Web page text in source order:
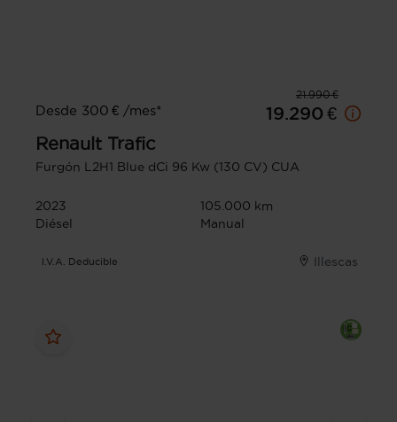
21.990 €
Desde 300 € /mes*
19.290 €
Renault Trafic
Furgón L2H1 Blue dCi 96 Kw (130 CV) CUA
2023
105.000 km
Diésel
Manual
I.V.A. Deducible Illescas